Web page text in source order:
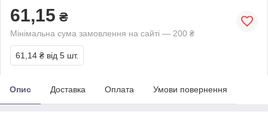
61,15 ₴
Мінімальна сума замовлення на сайті — 200 ₴
61,14 ₴ від 5 шт.
Опис Доставка Оплата Умови повернення